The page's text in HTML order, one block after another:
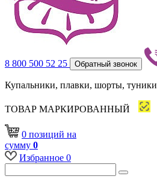
8 800 500 52 25 Обратный звонок
Купальники, плавки, шорты, туники
ТОВАР МАРКИРОВАННЫЙ
0 позиций на
сумму 0
Избранное 0